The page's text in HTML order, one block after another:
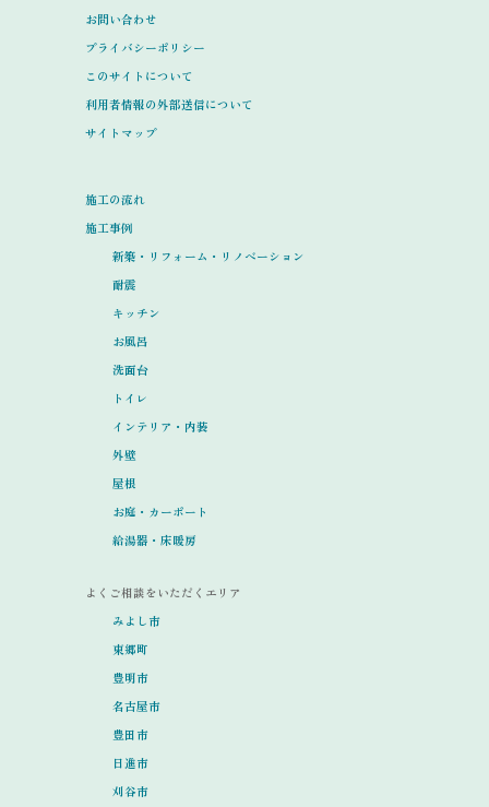
お問い合わせ
プライバシーポリシー
このサイトについて
利用者情報の外部送信について
サイトマップ
施工の流れ
施工事例
新築・リフォーム・リノベーション
耐震
キッチン
お風呂
洗面台
トイレ
インテリア・内装
外壁
屋根
お庭・カーポート
給湯器・床暖房
よくご相談をいただくエリア
みよし市
東郷町
豊明市
名古屋市
豊田市
日進市
刈谷市